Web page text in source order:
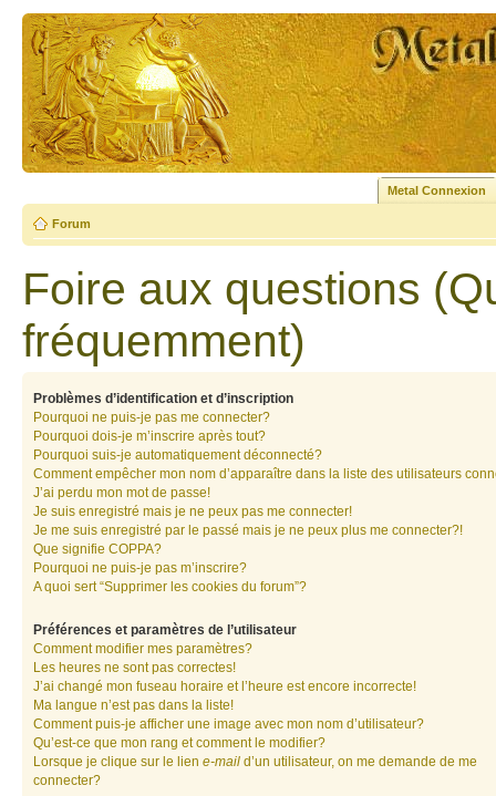
Metal Connexion
Forum
Foire aux questions
fréquemment)
Problèmes d’identification et d’inscription
Pourquoi ne puis-je pas me connecter?
Pourquoi dois-je m’inscrire après tout?
Pourquoi suis-je automatiquement déconnecté?
Comment empêcher mon nom d’apparaître dans la liste des utilisateurs
J’ai perdu mon mot de passe!
Je suis enregistré mais je ne peux pas me connecter!
Je me suis enregistré par le passé mais je ne peux plus me connecter?!
Que signifie COPPA?
Pourquoi ne puis-je pas m’inscrire?
A quoi sert “Supprimer les cookies du forum”?
Préférences et paramètres de l’utilisateur
Comment modifier mes paramètres?
Les heures ne sont pas correctes!
J’ai changé mon fuseau horaire et l’heure est encore incorrecte!
Ma langue n’est pas dans la liste!
Comment puis-je afficher une image avec mon nom d’utilisateur?
Qu’est-ce que mon rang et comment le modifier?
Lorsque je clique sur le lien e-mail d’un utilisateur, on me demande de me
connecter?